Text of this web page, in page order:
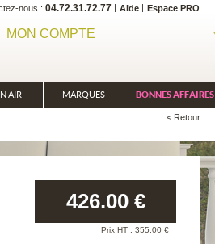
nous 04.72.31.72.77 Aide Espace PRO
MON COMPTE
AIR MARQUES BONNES AFFAIRES
< Retour
426.00 €
Prix HT : 355.00 €